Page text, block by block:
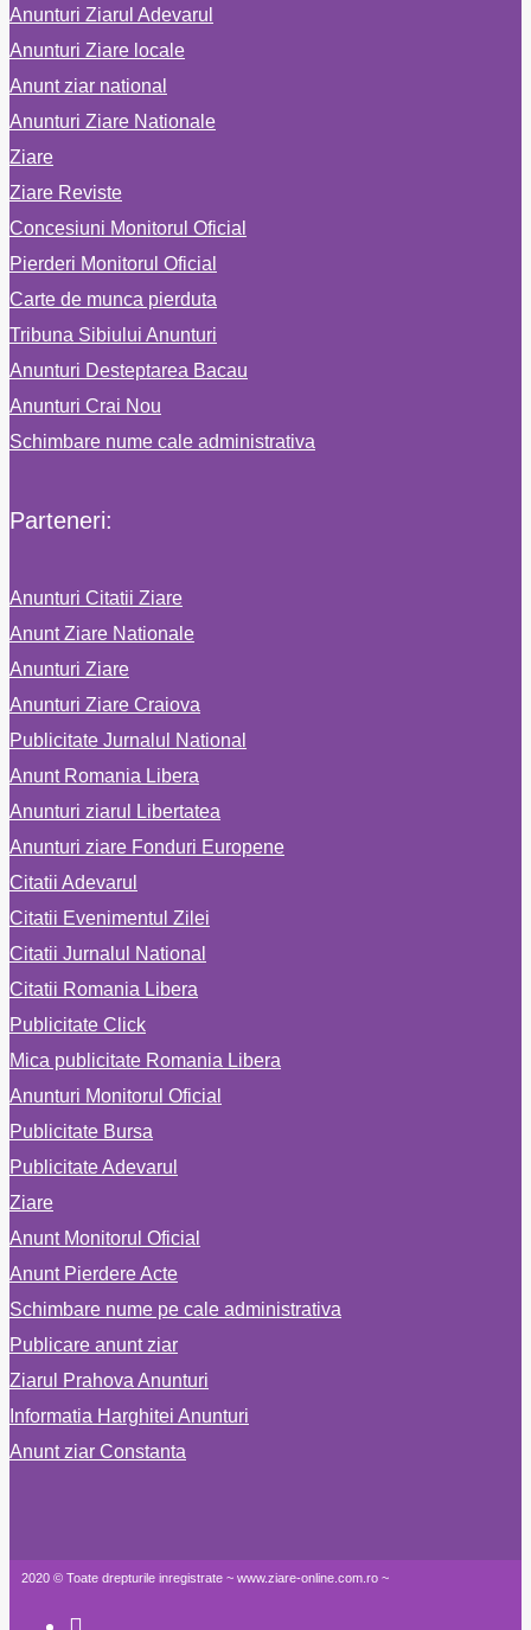
Anunturi Ziarul Adevarul
Anunturi Ziare locale
Anunt ziar national
Anunturi Ziare Nationale
Ziare
Ziare Reviste
Concesiuni Monitorul Oficial
Pierderi Monitorul Oficial
Carte de munca pierduta
Tribuna Sibiului Anunturi
Anunturi Desteptarea Bacau
Anunturi Crai Nou
Schimbare nume cale administrativa
Parteneri:
Anunturi Citatii Ziare
Anunt Ziare Nationale
Anunturi Ziare
Anunturi Ziare Craiova
Publicitate Jurnalul National
Anunt Romania Libera
Anunturi ziarul Libertatea
Anunturi ziare Fonduri Europene
Citatii Adevarul
Citatii Evenimentul Zilei
Citatii Jurnalul National
Citatii Romania Libera
Publicitate Click
Mica publicitate Romania Libera
Anunturi Monitorul Oficial
Publicitate Bursa
Publicitate Adevarul
Ziare
Anunt Monitorul Oficial
Anunt Pierdere Acte
Schimbare nume pe cale administrativa
Publicare anunt ziar
Ziarul Prahova Anunturi
Informatia Harghitei Anunturi
Anunt ziar Constanta
2020 © Toate drepturile inregistrate ~ www.ziare-online.com.ro ~